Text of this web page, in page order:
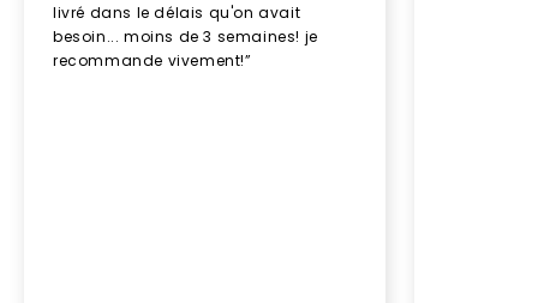
livré dans le délais qu'on avait
besoin... moins de 3 semaines! je
recommande vivement!”